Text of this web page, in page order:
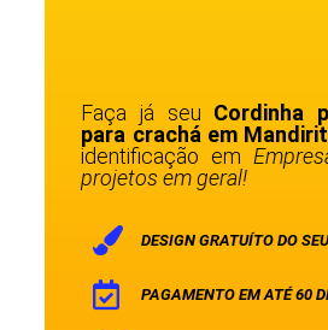
Faça já seu Cordinha
para crachá em
identificação em
projetos em geral!
DESIGN GRATUÍTO DO
PAGAMENTO EM ATÉ 60